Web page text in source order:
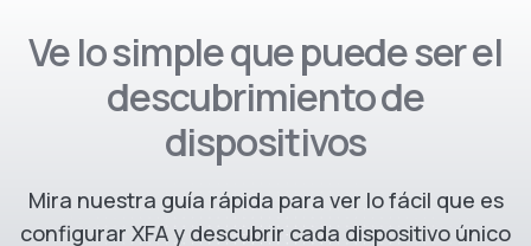
Ve lo simple que puede ser el
descubrimiento de
dispositivos
Mira nuestra guía rápida para ver lo fácil que es
configurar XFA y descubrir cada dispositivo único